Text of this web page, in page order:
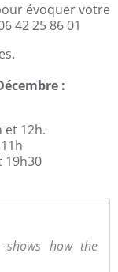
évoquer votre
42 25 86 01
:
et 12h.
19h30
how the